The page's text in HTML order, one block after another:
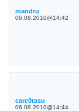
mandru
06.08.2010@14:42
carc0tasu
06.08.2010@14:44